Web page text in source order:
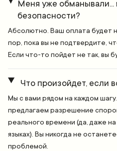
Меня уже обманывали...
безопасности?
Абсолютно. Ваш оплата будет
пор, пока вы не подтвердите,
Если что-то пойдет не так, вы
Что произойдет, если
Мы с вами рядом на каждом
предлагаем разрешение
реального времени (да, даже
языках). Вы никогда не
проблемой.